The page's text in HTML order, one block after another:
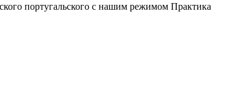
португальского с нашим режимом Практика